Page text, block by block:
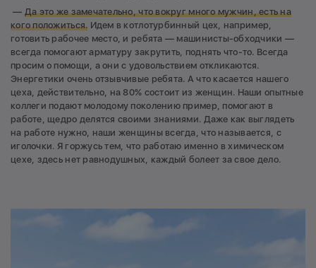
— Да это же замечательно, что вокруг много мужчин, есть на
кого положиться. Идем в котлотурбинный цех, например,
готовить рабочее место, и ребята — машинисты-обходчики —
всегда помогают арматуру закрутить, поднять что-то. Всегда
просим о помощи, а они с удовольствием откликаются.
Энергетики очень отзывчивые ребята. А что касается нашего
цеха, действительно, на 80% состоит из женщин. Наши опытные
коллеги подают молодому поколению пример, помогают в
работе, щедро делятся своими знаниями. Даже как выглядеть
на работе нужно, наши женщины всегда, что называется, с
иголочки. Я горжусь тем, что работаю именно в химическом
цехе, здесь нет равнодушных, каждый болеет за свое дело.